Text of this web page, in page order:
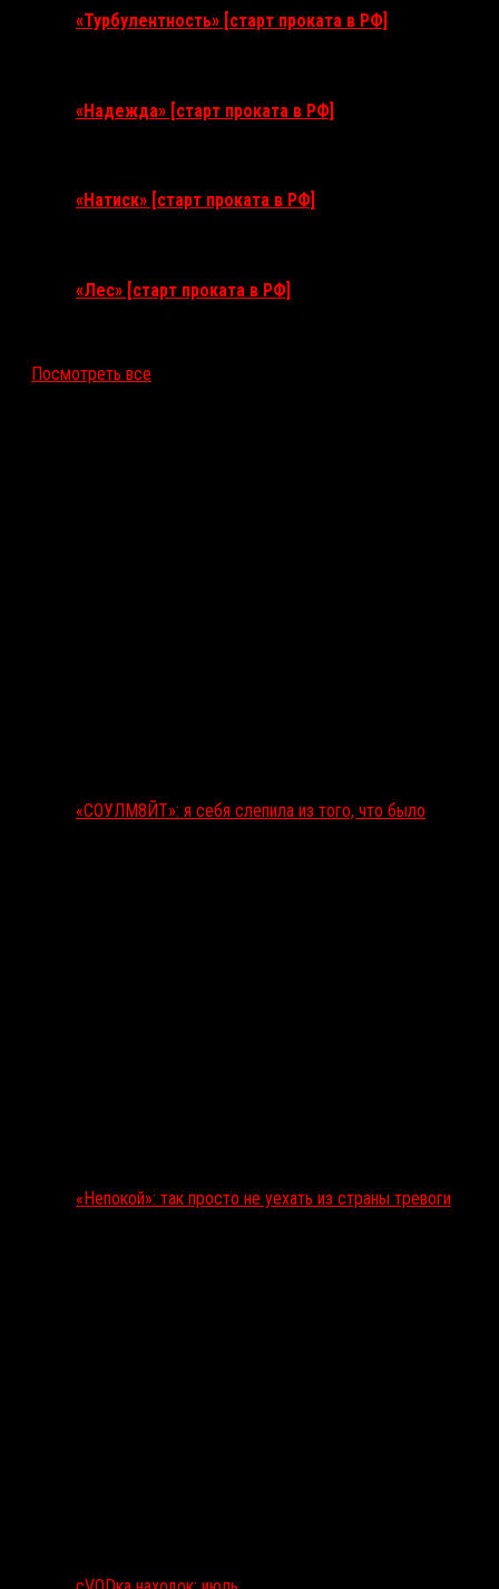
«Турбулентность» [старт проката в РФ]
«Надежда» [старт проката в РФ]
«Натиск» [старт проката в РФ]
«Лес» [старт проката в РФ]
Посмотреть все
«СОУЛМ8ЙТ»: я себя слепила из того, что было
«Непокой»: так просто не уехать из страны тревоги